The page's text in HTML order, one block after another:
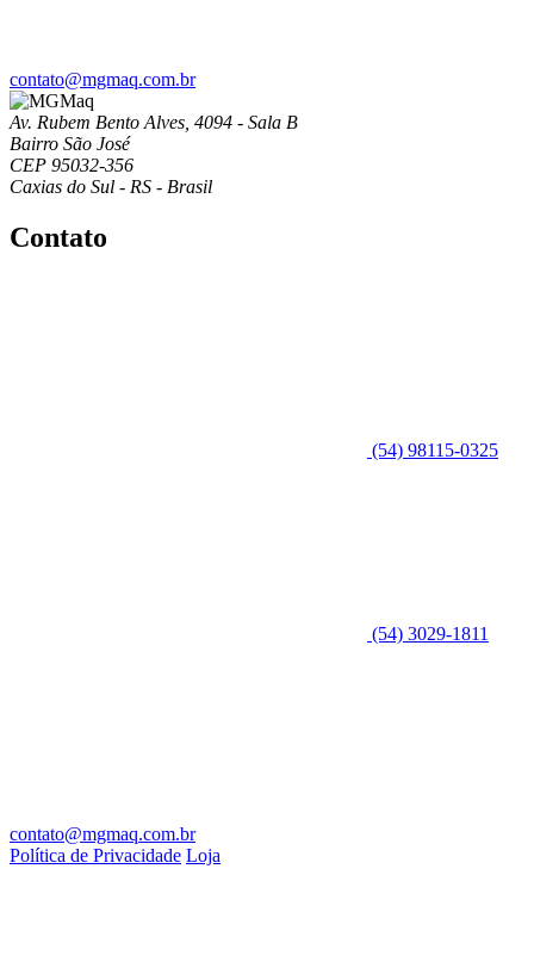
contato@mgmaq.com.br
Av. Rubem Bento Alves, 4094 - Sala B
Bairro São José
CEP 95032-356
Caxias do Sul - RS - Brasil
Contato
(54) 98115-0325
(54) 3029-1811
contato@mgmaq.com.br
Política de Privacidade Loja